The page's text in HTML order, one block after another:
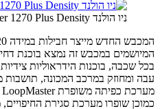
ניו הולנד BigBaler 1270 Plus Density
המיושמים במכבש זה נמצא בוכנת
בכל שכבה, בוכנות הידראוליות
עבה ומחוזק במרכב המכונה, תושבות
כמוכן שופרו מערכת סגירת החיפויים,